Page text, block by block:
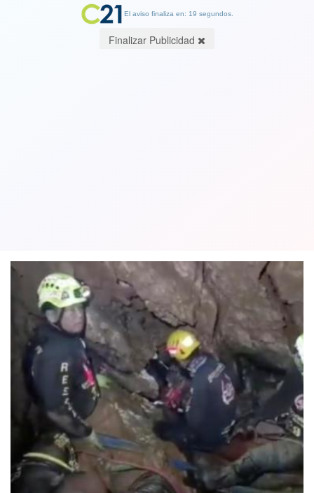
El aviso finaliza en: 19 segundos.
Finalizar Publicidad